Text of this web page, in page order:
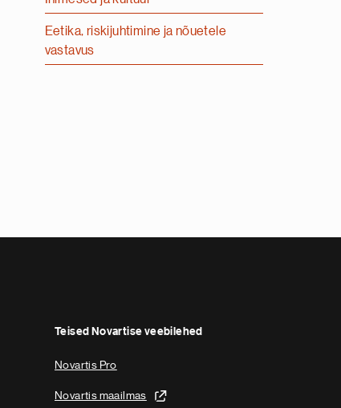
Eetika, riskijuhtimine ja nõuetele
vastavus
Teised Novartise veebilehed
Novartis Pro
Novartis maailmas